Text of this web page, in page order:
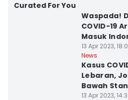
Curated For You
Waspada!
COVID-19
Masuk
13 Apr 2023,
News
Kasus
Lebaran,
Bawah
13 Apr 2023,